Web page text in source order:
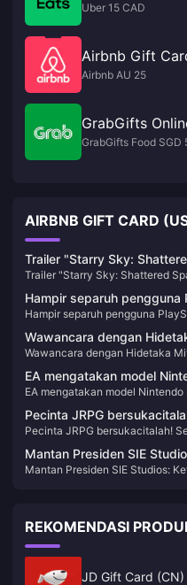
Uber 15 CAD
Airbnb Gift
Airbnb AU 25
GrabGifts
GrabGifts Food SGD
AIRBNB GIFT CARD
Trailer "Starry Sky:
pembaruan bulan Juni
Trailer "Starry Sky: Shattered
Hampir separuh pengguna
belum mengupgrade
Hampir separuh pengguna
Wawancara dengan
Golden Tree" adalah DLC
pekerjaan
Wawancara dengan Hidetaka
belum selesai
EA mengatakan model
judul-judulnya
EA mengatakan model
Pecinta JRPG
dinantikan di tahun 2024
Pecinta JRPG bersukacitalah!
Mantan Presiden SIE
AAA beranggaran tinggi
Mantan Presiden SIE Studios:
REKOMENDASI
JD Gift Card (CN)